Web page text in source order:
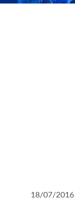
18/07/2016